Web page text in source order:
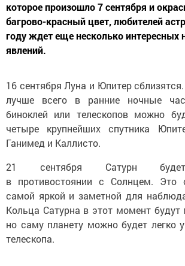
которое произошло 7 сентября и
багрово-красный цвет, любителей
году ждет еще несколько интересных
явлений.
16 сентября Луна и Юпитер
лучше всего в ранние ночные
биноклей или телескопов можно
четыре крупнейших спутника
Ганимед и Каллисто.
21 сентября Сатурн будет
в противостоянии с Солнцем. Это
самой яркой и заметной для
Кольца Сатурна в этот момент
но саму планету можно будет легко
телескопа.